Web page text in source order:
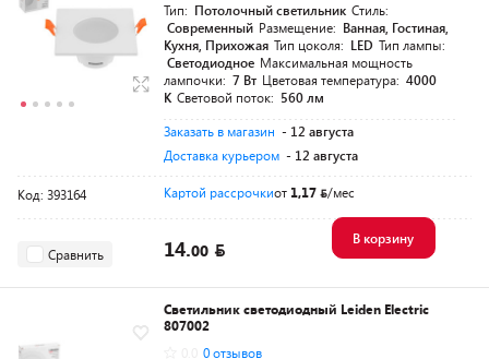
Тип: Потолочный светильник Стиль:
Современный Размещение: Ванная, Гостиная,
Кухня, Прихожая Тип цоколя: LED Тип лампы:
Светодиодное Максимальная мощность
лампочки: 7 Вт Цветовая температура: 4000
K Световой поток: 560 лм
Заказать в магазин - 12 августа
Доставка курьером - 12 августа
Код: 393164 Картой рассрочкиот 1,17 /мес
Сравнить 14.00
В корзину
Светильник светодиодный Leiden Electric
807002
0 отзывов